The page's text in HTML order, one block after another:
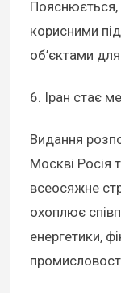
Пояснюється,
корисними
об’єктами
6. Іран стає
Видання
Москві Росія
всеосяжне
охоплює
енергетики,